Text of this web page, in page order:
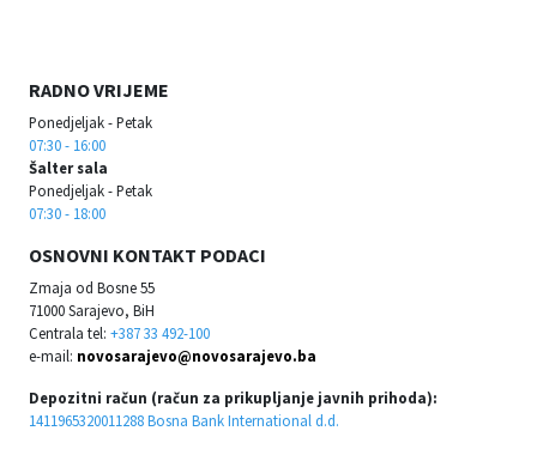
RADNO VRIJEME
Ponedjeljak - Petak
07:30 - 16:00
Šalter sala
Ponedjeljak - Petak
07:30 - 18:00
OSNOVNI KONTAKT PODACI
Zmaja od Bosne 55
71000 Sarajevo, BiH
Centrala tel: +387 33 492-100
e-mail: novosarajevo@novosarajevo.ba
Depozitni račun (račun za prikupljanje javnih prihoda):
1411965320011288 Bosna Bank International d.d.